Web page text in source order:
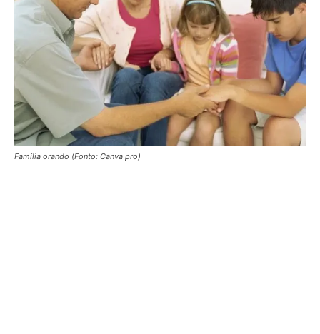
Família orando (Fonto: Canva pro)